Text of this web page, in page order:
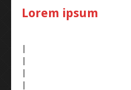
Lorem ipsum
|
|
|
|